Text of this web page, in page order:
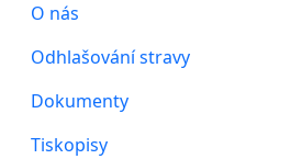
O nás
Odhlašování stravy
Dokumenty
Tiskopisy